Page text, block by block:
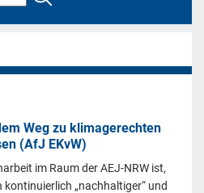
Weg zu klimagerechten
(AfJ EKvW)
im Raum der AEJ-NRW ist,
„nachhaltiger“ und